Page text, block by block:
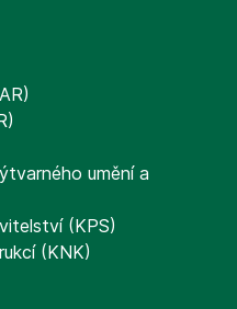
umění a
(KPS)
(KNK)